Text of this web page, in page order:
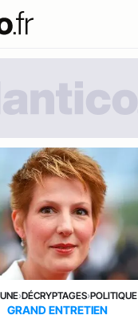
›DÉCRYPTAGES›POLITIQUE
GRAND ENTRETIEN